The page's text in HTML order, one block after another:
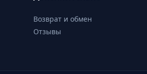
Возврат и обмен
Отзывы